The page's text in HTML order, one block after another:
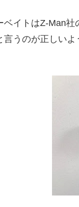
ベイトはZ-Man
言うのが正しい